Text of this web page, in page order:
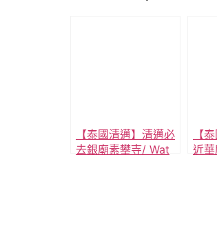
【泰國清邁】清邁必
去銀廟素攀寺/ Wat
【
近